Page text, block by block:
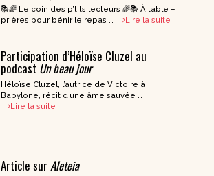
📚🌈 Le coin des p’tits lecteurs 🌈📚 À table –
prières pour bénir le repas …
Lire la suite
Participation d’Héloïse Cluzel au
podcast Un beau jour
Héloïse Cluzel, l’autrice de Victoire à
Babylone, récit d’une âme sauvée …
Lire la suite
Article sur Aleteia